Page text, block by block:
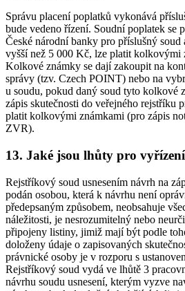
Správu placení poplatků vykonává
bude vedeno řízení. Soudní poplatek se
České národní banky pro příslušný soud
vyšší než 5 000 Kč, lze platit kolkovými
Kolkové známky se dají zakoupit na
správy (tzv. Czech POINT) nebo na
u soudu, pokud daný soud tyto kolkové
zápis skutečnosti do veřejného rejstříku
platit kolkovými známkami (pro zápis
ZVR).
13. Jaké jsou lhůty pro vyřízení
Rejstříkový soud usnesením návrh na
podán osobou, která k návrhu není
předepsaným způsobem, neobsahuje
náležitosti, je nesrozumitelný nebo
připojeny listiny, jimiž mají být podle
doloženy údaje o zapisovaných
právnické osoby je v rozporu s
Rejstříkový soud vydá ve lhůtě 3
návrhu soudu usnesení, kterým vyzve